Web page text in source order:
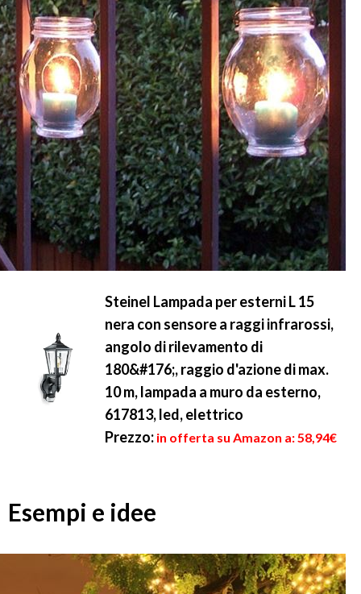
Steinel Lampada per esterni L 15
nera con sensore a raggi infrarossi,
angolo di rilevamento di
180&#176;, raggio d'azione di max.
10 m, lampada a muro da esterno,
617813, led, elettrico
Prezzo: in offerta su Amazon a: 58,94€
Esempi e idee